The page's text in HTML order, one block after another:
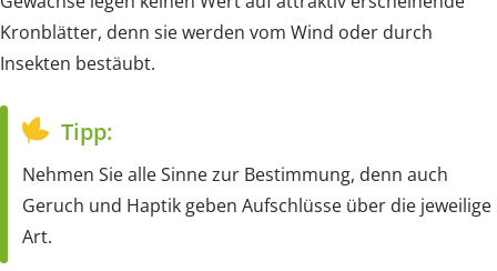
Kronblätter, denn sie werden vom Wind oder durch
Insekten bestäubt.
Tipp:
Nehmen Sie alle Sinne zur Bestimmung, denn auch
Geruch und Haptik geben Aufschlüsse über die jeweilige
Art.